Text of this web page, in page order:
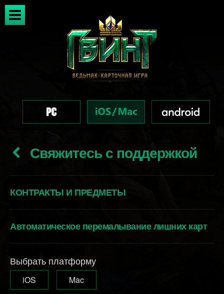
Свяжитесь с поддержкой
КОНТРАКТЫ И ПРЕДМЕТЫ
Автоматическое перемалывание лишних карт
Выбрать платформу
iOS Mac